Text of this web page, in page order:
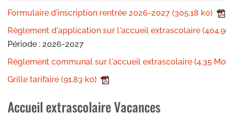
Formulaire d'inscription rentrée 2026-2027 (305.18 ko)
Règlement d'application sur l'accueil extrascolaire
Période : 2026-2027
Règlement communal sur l'accueil extrascolaire (4.35
Grille tarifaire (91.83 ko)
Accueil extrascolaire Vacances